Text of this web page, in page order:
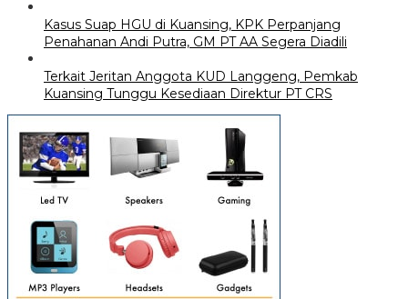
Kasus Suap HGU di Kuansing, KPK Perpanjang
Penahanan Andi Putra, GM PT AA Segera Diadili
Terkait Jeritan Anggota KUD Langgeng, Pemkab
Kuansing Tunggu Kesediaan Direktur PT CRS